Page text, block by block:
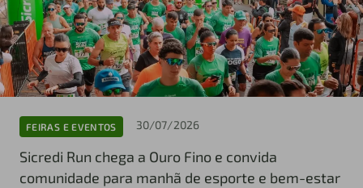
FEIRAS E EVENTOS 30/07/2026
Sicredi Run chega a Ouro Fino e convida
comunidade para manhã de esporte e bem-estar